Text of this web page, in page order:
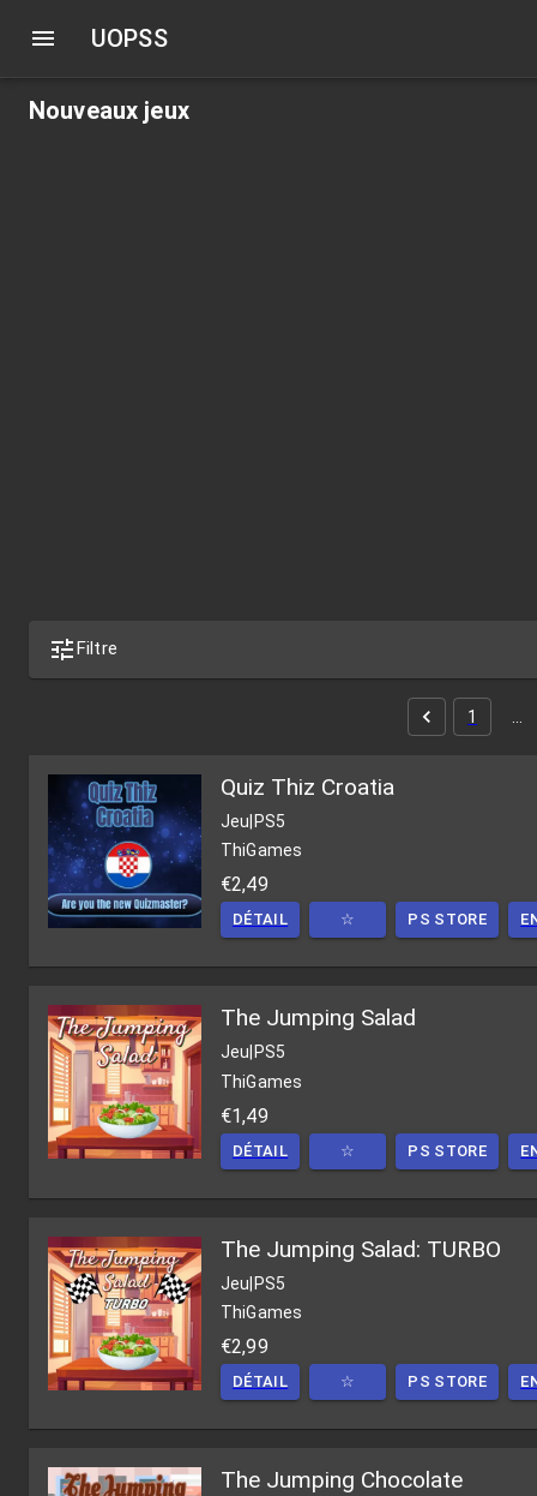
UOPSS
Nouveaux jeux
Filtre
1
Quiz Thiz Croatia
Jeu|PS5
ThiGames
€2,49
DÉTAIL ☆ PS STORE
The Jumping Salad
Jeu PS5
ThiGames
€1,49
DÉTAIL ☆ PS STORE
The Jumping Salad: TURBO
Jeu|PS5
ThiGames
€2,99
DÉTAIL ☆ PS STORE
The Jumping Chocolate